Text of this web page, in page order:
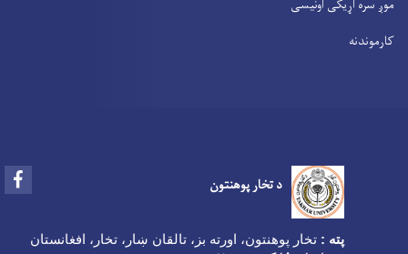
موږ سره اړیکی اونیسی
کارموندنه
د تخار پوهنتون
پته : تخار پوهنتون، اورته بز، تالقان ښار، تخار، افغانستان